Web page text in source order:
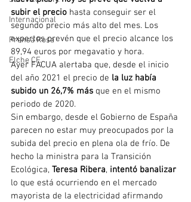
Internacional
Prensa Rosa
Elche CF.
subir el precio hasta conseguir ser el
segundo precio más alto del mes. Los
expertos prevén que el precio alcance los
89,94 euros por megavatio y hora.
Ayer FACUA alertaba que, desde el inicio
del año 2021 el precio de la luz había
subido un 26,7% más que en el mismo
periodo de 2020.
Sin embargo, desde el Gobierno de España
parecen no estar muy preocupados por la
subida del precio en plena ola de frío. De
hecho la ministra para la Transición
Ecológica, Teresa Ribera, intentó banalizar
lo que está ocurriendo en el mercado
mayorista de la electricidad afirmando